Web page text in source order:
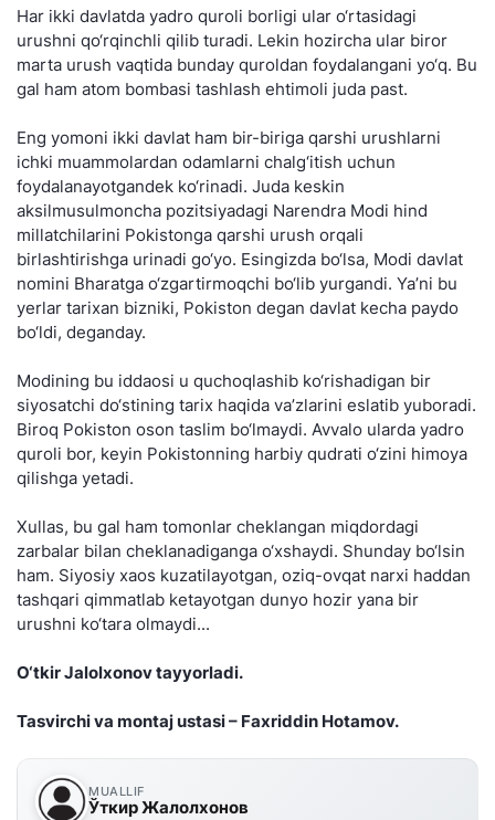
Har ikki davlatda yadro quroli borligi ular o‘rtasidagi
urushni qo‘rqinchli qilib turadi. Lekin hozircha ular biror
marta urush vaqtida bunday quroldan foydalangani yo‘q. Bu
gal ham atom bombasi tashlash ehtimoli juda past.
Eng yomoni ikki davlat ham bir-biriga qarshi urushlarni
ichki muammolardan odamlarni chalg‘itish uchun
foydalanayotgandek ko‘rinadi. Juda keskin
aksilmusulmoncha pozitsiyadagi Narendra Modi hind
millatchilarini Pokistonga qarshi urush orqali
birlashtirishga urinadi go‘yo. Esingizda bo‘lsa, Modi davlat
nomini Bharatga o‘zgartirmoqchi bo‘lib yurgandi. Ya’ni bu
yerlar tarixan bizniki, Pokiston degan davlat kecha paydo
bo‘ldi, deganday.
Modining bu iddaosi u quchoqlashib ko‘rishadigan bir
siyosatchi do‘stining tarix haqida va’zlarini eslatib yuboradi.
Biroq Pokiston oson taslim bo‘lmaydi. Avvalo ularda yadro
quroli bor, keyin Pokistonning harbiy qudrati o‘zini himoya
qilishga yetadi.
Xullas, bu gal ham tomonlar cheklangan miqdordagi
zarbalar bilan cheklanadiganga o‘xshaydi. Shunday bo‘lsin
ham. Siyosiy xaos kuzatilayotgan, oziq-ovqat narxi haddan
tashqari qimmatlab ketayotgan dunyo hozir yana bir
urushni ko‘tara olmaydi...
O‘tkir Jalolxonov tayyorladi.
Tasvirchi va montaj ustasi – Faxriddin Hotamov.
MUALLIF
Ўткир Жалолхонов